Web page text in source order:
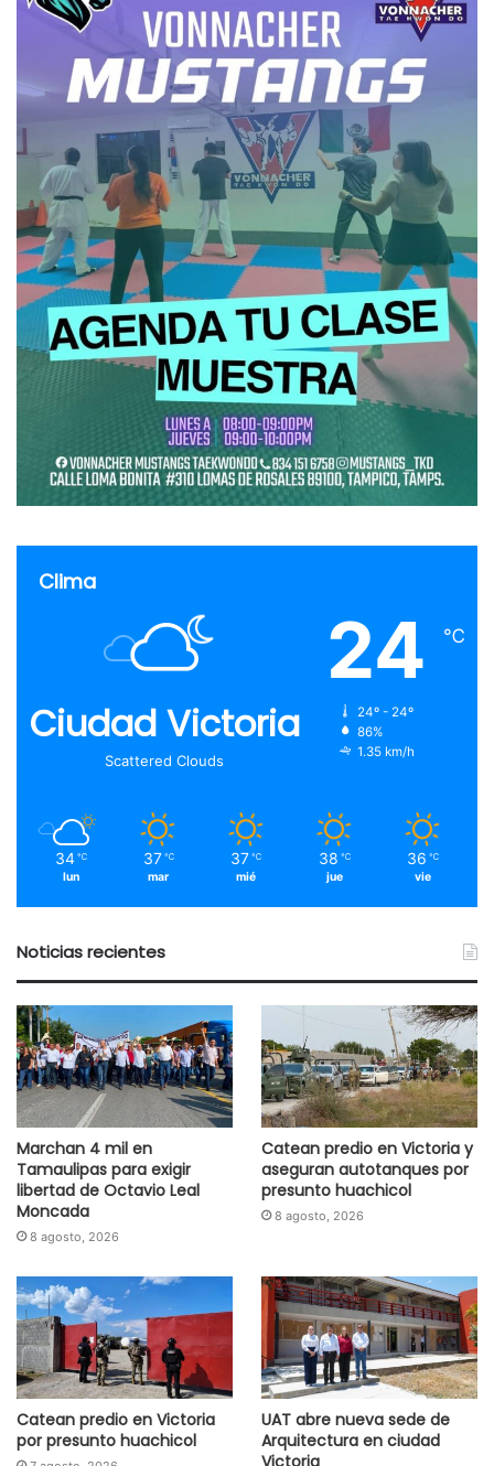
Clima
Ciudad Victoria
Scattered Clouds
24 ℃
24º - 24º
86%
1.35 km/h
34 ℃
lun
37 ℃
mar
37 ℃
mié
38 ℃
jue
36 ℃
vie
Noticias recientes
Marchan 4 mil en
Tamaulipas para exigir
libertad de Octavio Leal
Moncada
8 agosto, 2026
Catean predio en Victoria y
aseguran autotanques por
presunto huachicol
8 agosto, 2026
Catean predio en Victoria
por presunto huachicol
UAT abre nueva sede de
Arquitectura en ciudad